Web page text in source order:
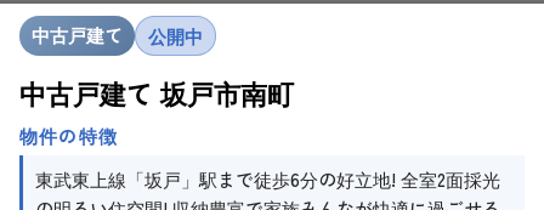
中古戸建て 公開中
中古戸建て 坂戸市南町
物件の特徴
東武東上線「坂戸」駅まで徒歩6分の好立地! 全室2面採光